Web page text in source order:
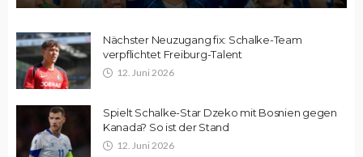
Nächster Neuzugang fix: Schalke-Team
verpflichtet Freiburg-Talent
12. Juni 2026
Spielt Schalke-Star Dzeko mit Bosnien gegen
Kanada? So ist der Stand
12. Juni 2026